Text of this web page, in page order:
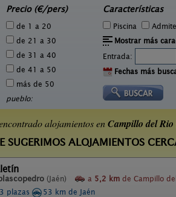
Precio (€/pers)
de 1 a 20
de 21 a 30
de 31 a 40
de 41 a 50
más de 50
pueblo:
Características
Piscina
Mostrar más
Entrada:
Fechas más
alojamientos enCampillo del Rio
SUGERIMOS ALOJAMIENTOS
(Jaén) a 5,2 km de Campillo
plazas
53 km de Jaén